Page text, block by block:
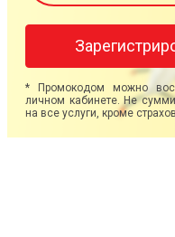
* Промокодом можно
личном кабинете. Не
на все услуги, кроме